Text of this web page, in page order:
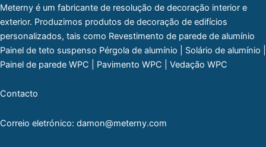
Meterny é um fabricante de resolução de decoração interior e
exterior. Produzimos produtos de decoração de edifícios
personalizados, tais como Revestimento de parede de alumínio
Painel de teto suspenso Pérgola de alumínio | Solário de alumínio |
Painel de parede WPC | Pavimento WPC | Vedação WPC
Contacto
Correio eletrónico: damon@meterny.com